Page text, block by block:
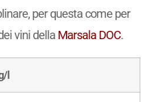
per questa come per
vini della Marsala DOC.
l